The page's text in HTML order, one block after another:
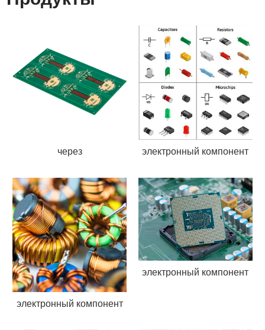
через электронный компонент
электронный компонент
электронный компонент